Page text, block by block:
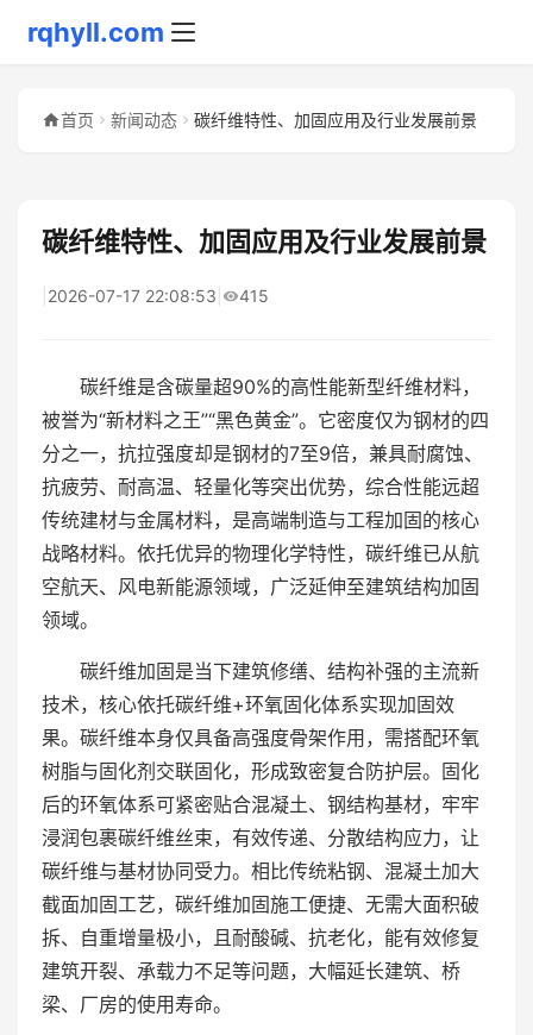
rqhyll.com
首页 新闻动态 碳纤维特性、加固应用及行业发展前景
碳纤维特性、加固应用及行业发展前景
2026-07-17 22:08:53 415
碳纤维是含碳量超90%的高性能新型纤维材料，
被誉为“新材料之王”“黑色黄金”。它密度仅为钢材的四
分之一，抗拉强度却是钢材的7至9倍，兼具耐腐蚀、
抗疲劳、耐高温、轻量化等突出优势，综合性能远超
传统建材与金属材料，是高端制造与工程加固的核心
战略材料。依托优异的物理化学特性，碳纤维已从航
空航天、风电新能源领域，广泛延伸至建筑结构加固
领域。
碳纤维加固是当下建筑修缮、结构补强的主流新
技术，核心依托碳纤维+环氧固化体系实现加固效
果。碳纤维本身仅具备高强度骨架作用，需搭配环氧
树脂与固化剂交联固化，形成致密复合防护层。固化
后的环氧体系可紧密贴合混凝土、钢结构基材，牢牢
浸润包裹碳纤维丝束，有效传递、分散结构应力，让
碳纤维与基材协同受力。相比传统粘钢、混凝土加大
截面加固工艺，碳纤维加固施工便捷、无需大面积破
拆、自重增量极小，且耐酸碱、抗老化，能有效修复
建筑开裂、承载力不足等问题，大幅延长建筑、桥
梁、厂房的使用寿命。